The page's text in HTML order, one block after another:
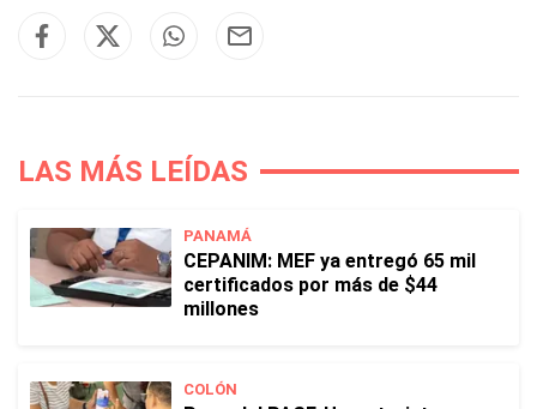
LAS MÁS LEÍDAS
PANAMÁ
CEPANIM: MEF ya entregó 65 mil
certificados por más de $44
millones
COLÓN